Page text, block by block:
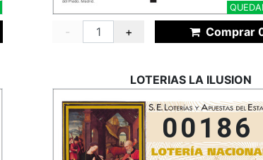
- + Comprar
LOTERIAS LA ILUSION
00186